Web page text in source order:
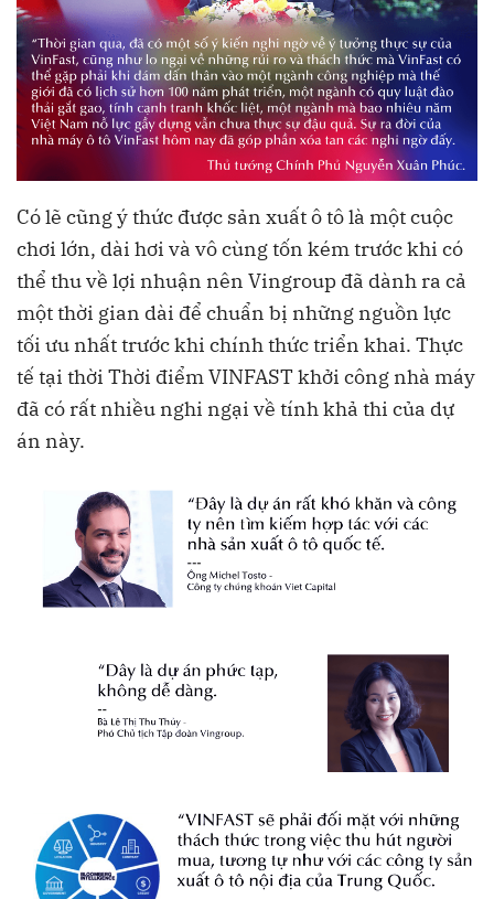
Có lẽ cũng ý thức được sản xuất ô tô là một cuộc
chơi lớn, dài hơi và vô cùng tốn kém trước khi có
thể thu về lợi nhuận nên Vingroup đã dành ra cả
một thời gian dài để chuẩn bị những nguồn lực
tối ưu nhất trước khi chính thức triển khai. Thực
tế tại thời Thời điểm VINFAST khởi công nhà máy
đã có rất nhiều nghi ngại về tính khả thi của dự
án này.